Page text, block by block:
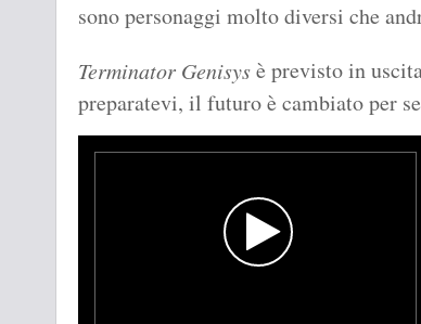
sono personaggi molto diversi che
Terminator Genisysè previsto in
preparatevi, il futuro è cambiato per